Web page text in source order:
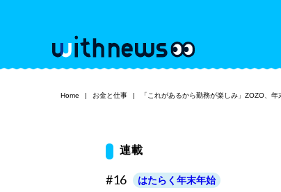
Home お金と仕事 「これがあるから勤務が楽しみ」ZOZO、
連載
#16 はたらく年末年始